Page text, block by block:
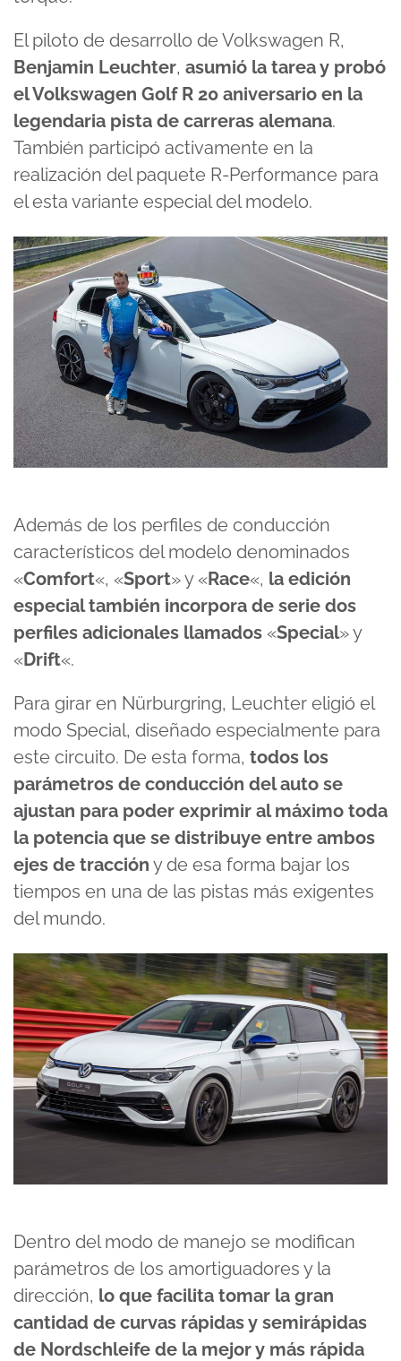
El piloto de desarrollo de Volkswagen R,
Benjamin Leuchter, asumió la tarea y probó
el Volkswagen Golf R 20 aniversario en la
legendaria pista de carreras alemana.
También participó activamente en la
realización del paquete R-Performance para
el esta variante especial del modelo.
Además de los perfiles de conducción
característicos del modelo denominados
«Comfort«, «Sport» y «Race«, la edición
especial también incorpora de serie dos
perfiles adicionales llamados «Special» y
«Drift«.
Para girar en Nürburgring, Leuchter eligió el
modo Special, diseñado especialmente para
este circuito. De esta forma, todos los
parámetros de conducción del auto se
ajustan para poder exprimir al máximo toda
la potencia que se distribuye entre ambos
ejes de tracción y de esa forma bajar los
tiempos en una de las pistas más exigentes
del mundo.
Dentro del modo de manejo se modifican
parámetros de los amortiguadores y la
dirección, lo que facilita tomar la gran
cantidad de curvas rápidas y semirápidas
de Nordschleife de la mejor y más rápida